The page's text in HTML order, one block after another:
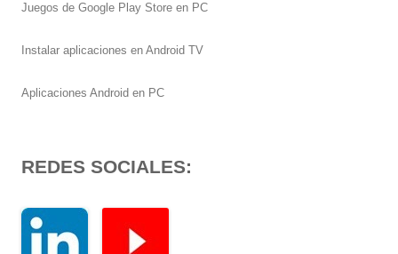
Juegos de Google Play Store en PC
Instalar aplicaciones en Android TV
Aplicaciones Android en PC
REDES SOCIALES: